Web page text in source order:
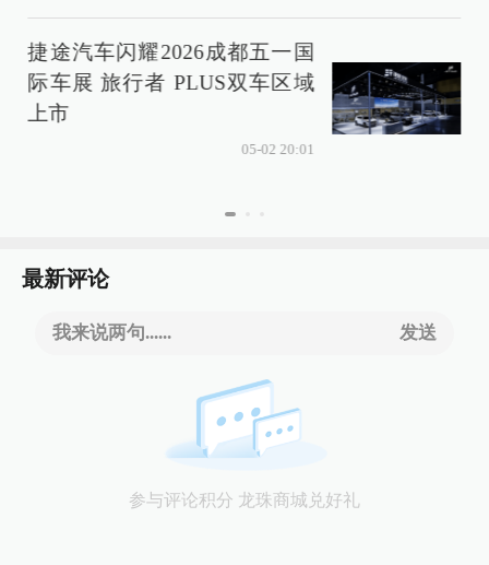
捷途汽车闪耀2026成都五一国
际车展 旅行者 PLUS双车区域
上市
05-02 20:01
最新评论
我来说两句...... 发送
参与评论积分 龙珠商城兑好礼